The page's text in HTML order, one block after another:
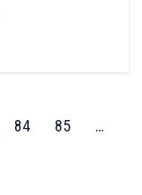
84 85
…